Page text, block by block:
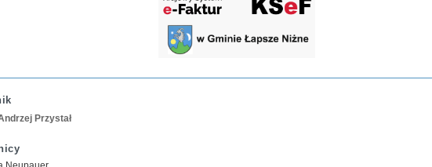
Przystał